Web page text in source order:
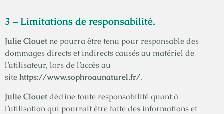
3 – Limitations de responsabilité.
Julie Clouet ne pourra être tenu pour responsable des
dommages directs et indirects causés au matériel de
l’utilisateur, lors de l’accès au
sitehttps://www.sophroaunaturel.fr/.
Julie Clouetdécline toute responsabilité quant à
l’utilisation qui pourrait être faite des informations et